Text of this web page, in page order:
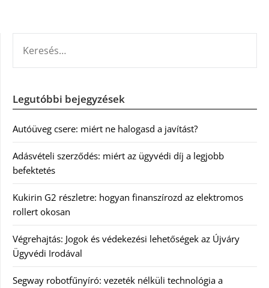
Legutóbbi bejegyzések
Autóüveg csere: miért ne halogasd a javítást?
Adásvételi szerződés: miért az ügyvédi díj a legjobb
befektetés
Kukirin G2 részletre: hogyan finanszírozd az elektromos
rollert okosan
Végrehajtás: Jogok és védekezési lehetőségek az Újváry
Ügyvédi Irodával
Segway robotfűnyíró: vezeték nélküli technológia a